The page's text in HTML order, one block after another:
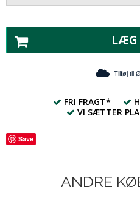
LÆG
Tilføj til
FRI FRAGT*
VI SÆTTER
Save
ANDRE